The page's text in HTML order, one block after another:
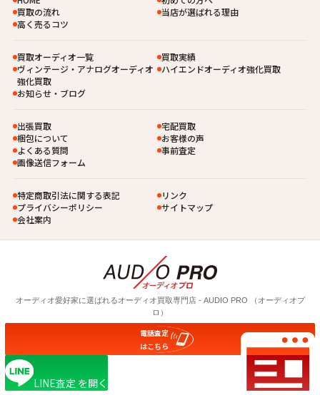
買取の流れ
当店が選ばれる理由
高く売るコツ
買取オーディオ一覧
買取実績
ヴィンテージ・アナログオーディオ
強化買取
ハイエンドオーディオ強化買取
お知らせ・ブログ
出張買取
宅配買取
梱包について
お客様の声
よくある質問
事前査定
画像送信フォーム
特定商取引法に関する表記
リンク
プライバシーポリシー
サイトマップ
会社案内
オーディオ愛好家に選ばれるオーディオ買取専⾨店 - AUDIO PRO （オーディオプ
ロ）
© 2026 AUDIO PRO
電話査定
はこちら
LINE査定 を開く